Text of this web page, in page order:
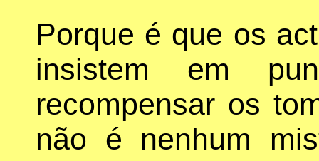
Porque é que os
insistem em
recompensar os
não é nenhum